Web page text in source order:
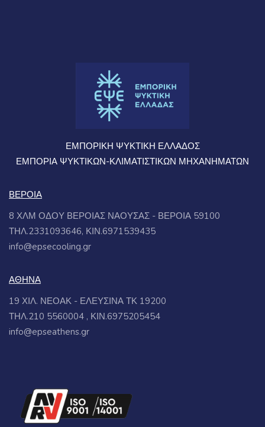
ΕΜΠΟΡΙΚΗ ΨΥΚΤΙΚΗ ΕΛΛΑΔΟΣ
ΕΜΠΟΡΙΑ ΨΥΚΤΙΚΩΝ-ΚΛΙΜΑΤΙΣΤΙΚΩΝ ΜΗΧΑΝΗΜΑΤΩΝ
ΒΕΡΟΙΑ
8 ΧΛΜ ΟΔΟΥ ΒΕΡΟΙΑΣ ΝΑΟΥΣΑΣ - ΒΕΡΟΙΑ 59100
ΤΗΛ.2331093646, ΚΙΝ.6971539435
info@epsecooling.gr
ΑΘΗΝΑ
19 ΧΙΛ. ΝΕΟΑΚ - ΕΛΕΥΣΙΝΑ ΤΚ 19200
ΤΗΛ.210 5560004 , ΚΙΝ.6975205454
info@epseathens.gr